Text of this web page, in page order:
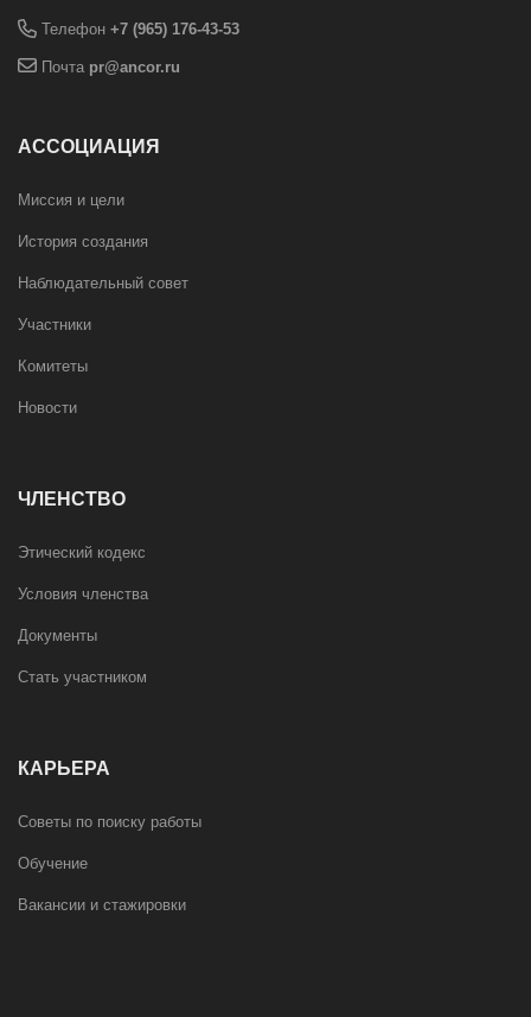
Телефон +7 (965) 176-43-53
Почта pr@ancor.ru
АССОЦИАЦИЯ
Миссия и цели
История создания
Наблюдательный совет
Участники
Комитеты
Новости
ЧЛЕНСТВО
Этический кодекс
Условия членства
Документы
Стать участником
КАРЬЕРА
Советы по поиску работы
Обучение
Вакансии и стажировки